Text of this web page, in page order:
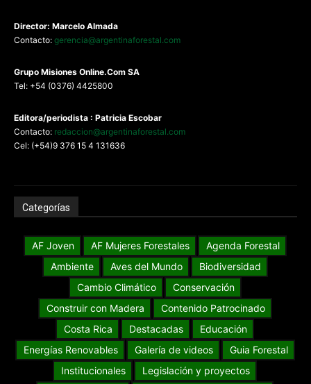
Director: Marcelo Almada
Contacto: gerencia@argentinaforestal.com
Grupo Misiones Online.Com SA
Tel: +54 (0376) 4425800
Editora/periodista : Patricia Escobar
Contacto: redaccion@argentinaforestal.com
Cel: (+54)9 376 15 4 131636
Categorías
AF Joven AF Mujeres Forestales
Agenda Forestal
Ambiente
Aves del Mundo
Biodiversidad
Cambio Climático
Conservación
Construir con Madera
Contenido Patrocinado
Costa Rica
Destacadas
Educación
Energías Renovables
Galería de videos
Guia Forestal
Institucionales
Legislación y proyectos